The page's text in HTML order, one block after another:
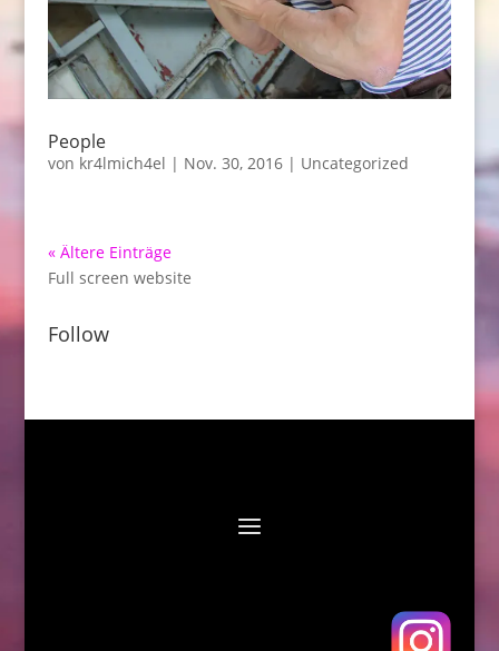
People
von kr4lmich4el | Nov. 30, 2016| Uncategorized
« Ältere Einträge
Full screen website
Follow